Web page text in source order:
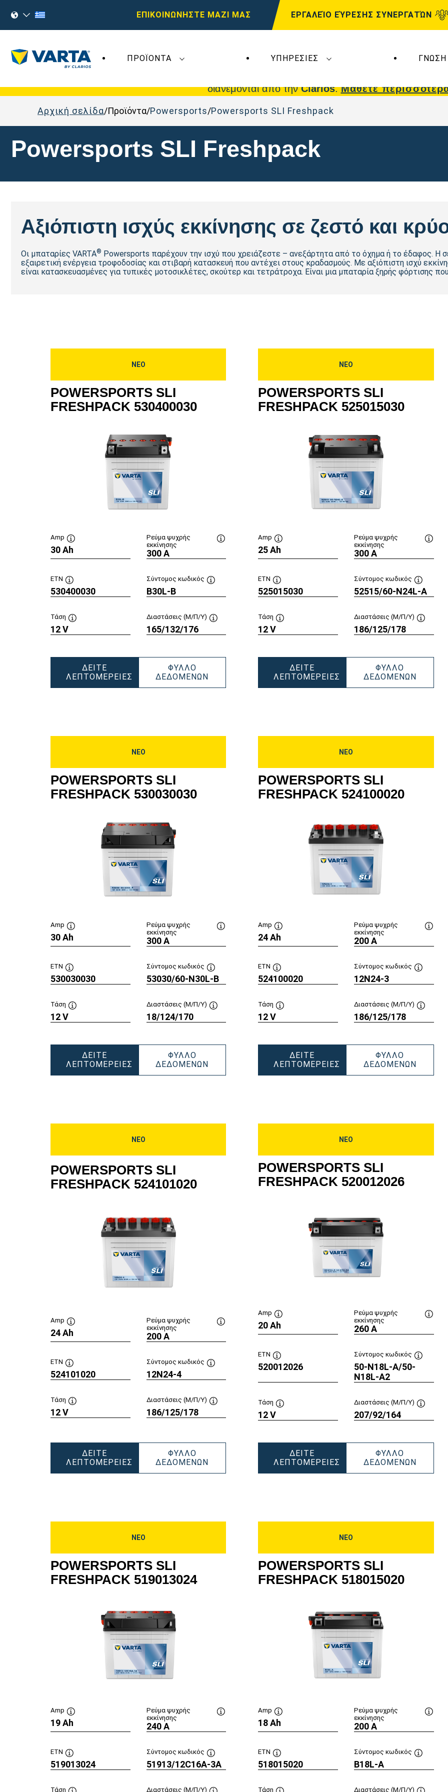
ΕΠΙΚΟΙΝΩΝΗΣΤΕ ΜΑΖΙ ΜΑΣ ΕΡΓΑΛΕΊΟ ΕΎΡΕΣΗΣ ΣΥΝΕΡΓΑΤΏΝ
ΠΡΟΪΌΝΤΑ ΥΠΗΡΕΣΊΕΣ ΓΝΏΣΗ
διανέμονται από τηνClarios.Μάθετε
Αρχική σελίδα Προϊόντα Powersports Powersports SLI Freshpack
Powersports SLI Freshpack
Αξιόπιστη ισχύς εκκίνησης σε ζεστό και
Οι μπαταρίες VARTA® Powersports παρέχουν την ισχύ που χρειάζεστε – ανεξάρτητα από το όχημα ή το έδαφος. Η
εξαιρετική ενέργεια τροφοδοσίας και στιβαρή κατασκευή που αντέχει στους κραδασμούς. Με αξιόπιστη ισχύ
είναι κατασκευασμένες για τυπικές μοτοσικλέτες, σκούτερ και τετράτροχα. Είναι μια μπαταρία ξηρής φόρτισης
ΝΕΟ
POWERSPORTS SLI
FRESHPACK 530400030
Amp
Συμβουλή
30 Ah
Ρεύμα ψυχρής
εκκίνησης
300 A
ETN
Συμβουλή
εργαλείου
530400030
Σύντομος κωδικός
εργαλείου
B30L-B
Τάση
εργαλείου
12 V
Διαστάσεις (Μ/Π/Υ)
εργαλείου
165/132/176
ΔΕΊΤΕ
ΛΕΠΤΟΜΈΡΕΙΕΣ
POWERSPORTS
ΦΎΛΛΟ
ΔΕΔΟΜΈΝΩΝ
SLI
ΝΕΟ
POWERSPORTS SLI
FRESHPACK 525015030
Amp
Συμβουλή
25 Ah
Ρεύμα ψυχρής
εκκίνησης
300 A
ETN
Συμβουλή
εργαλείου
525015030
Σύντομος κωδικός
Συμβουλή
εργαλείου
52515/60-N24L-A
Τάση
εργαλείου
12 V
Διαστάσεις (Μ/Π/Υ)
εργαλείου
186/125/178
ΔΕΊΤΕ
ΛΕΠΤΟΜΈΡΕΙΕΣ
POWERSPORTS
ΦΎΛΛΟ
ΔΕΔΟΜΈΝΩΝ
SLI
ΝΕΟ
POWERSPORTS SLI
FRESHPACK 530030030
Amp
Συμβουλή
30 Ah
Ρεύμα ψυχρής
εκκίνησης
300 A
ETN
Συμβουλή
εργαλείου
530030030
Σύντομος κωδικός
Συμβουλή
εργαλείου
53030/60-N30L-B
Τάση
εργαλείου
12 V
Διαστάσεις (Μ/Π/Υ)
εργαλείου
18/124/170
ΔΕΊΤΕ
ΛΕΠΤΟΜΈΡΕΙΕΣ
POWERSPORTS
ΦΎΛΛΟ
ΔΕΔΟΜΈΝΩΝ
SLI
ΝΕΟ
POWERSPORTS SLI
FRESHPACK 524100020
Amp
Συμβουλή
24 Ah
Ρεύμα ψυχρής
εκκίνησης
200 A
ETN
Συμβουλή
εργαλείου
524100020
Σύντομος κωδικός
εργαλείου
12N24-3
Τάση
εργαλείου
12 V
Διαστάσεις (Μ/Π/Υ)
εργαλείου
186/125/178
ΔΕΊΤΕ
ΛΕΠΤΟΜΈΡΕΙΕΣ
POWERSPORTS
ΦΎΛΛΟ
ΔΕΔΟΜΈΝΩΝ
SLI
ΝΕΟ
POWERSPORTS SLI
FRESHPACK 524101020
Amp
Συμβουλή
εργαλείου
24 Ah
Ρεύμα ψυχρής
εκκίνησης
200 A
ETN
Συμβουλή
εργαλείου
524101020
Σύντομος κωδικός
εργαλείου
12N24-4
Τάση
εργαλείου
12 V
Διαστάσεις (Μ/Π/Υ)
εργαλείου
186/125/178
ΔΕΊΤΕ
ΛΕΠΤΟΜΈΡΕΙΕΣ
ΦΎΛΛΟ
ΔΕΔΟΜΈΝΩΝ
ΝΕΟ
POWERSPORTS SLI
FRESHPACK 520012026
Amp
Συμβουλή
εργαλείου
20 Ah
Ρεύμα ψυχρής
εκκίνησης
260 A
ETN
Συμβουλή
εργαλείου
520012026
Σύντομος κωδικός
50-N18L-A/50-
N18L-A2
Τάση
εργαλείου
12 V
Διαστάσεις (Μ/Π/Υ)
εργαλείου
207/92/164
ΔΕΊΤΕ
ΛΕΠΤΟΜΈΡΕΙΕΣ
ΦΎΛΛΟ
ΔΕΔΟΜΈΝΩΝ
ΝΕΟ
POWERSPORTS SLI
FRESHPACK 519013024
Amp
Συμβουλή
19 Ah
Ρεύμα ψυχρής
εκκίνησης
240 A
ETN
Συμβουλή
εργαλείου
519013024
Σύντομος κωδικός
Συμβουλή
εργαλείου
51913/12C16A-3A
Τάση Διαστάσεις (Μ/Π/Υ)
ΝΕΟ
POWERSPORTS SLI
FRESHPACK 518015020
Amp
Συμβουλή
18 Ah
Ρεύμα ψυχρής
εκκίνησης
200 A
ETN
Συμβουλή
εργαλείου
518015020
Σύντομος κωδικός
εργαλείου
B18L-A
Τάση Διαστάσεις (Μ/Π/Υ)